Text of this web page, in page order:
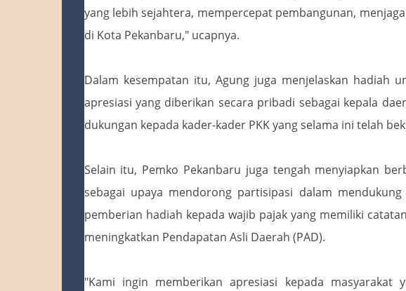
yang lebih sejahtera, mempercepat pembangunan,
di Kota Pekanbaru," ucapnya.
Dalam kesempatan itu, Agung juga menjelaskan hadiah
apresiasi yang diberikan secara pribadi sebagai kepala
dukungan kepada kader-kader PKK yang selama ini telah
Selain itu, Pemko Pekanbaru juga tengah menyiapkan
sebagai upaya mendorong partisipasi dalam
pemberian hadiah kepada wajib pajak yang memiliki
meningkatkan Pendapatan Asli Daerah (PAD).
"Kami ingin memberikan apresiasi kepada